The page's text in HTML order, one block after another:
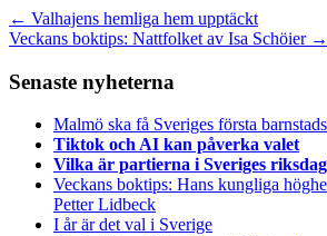
← Valhajens hemliga hem upptäckt
Veckans boktips: Nattfolket av Isa Schöier →
Senaste nyheterna
Malmö ska få Sveriges första
Tiktok och AI kan påverka valet
Vilka är partierna i Sveriges
Veckans boktips: Hans kungliga
Petter Lidbeck
I år är det val i Sverige